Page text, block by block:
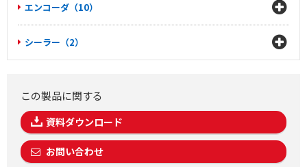
エンコーダ（10）
シーラー（2）
この製品に関する
資料ダウンロード
お問い合わせ